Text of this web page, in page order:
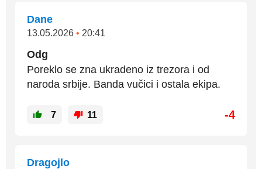
Dane
13.05.2026 • 20:41
Odg
Poreklo se zna ukradeno iz trezora i od
naroda srbije. Banda vučici i ostala ekipa.
7 11 -4
Dragojlo